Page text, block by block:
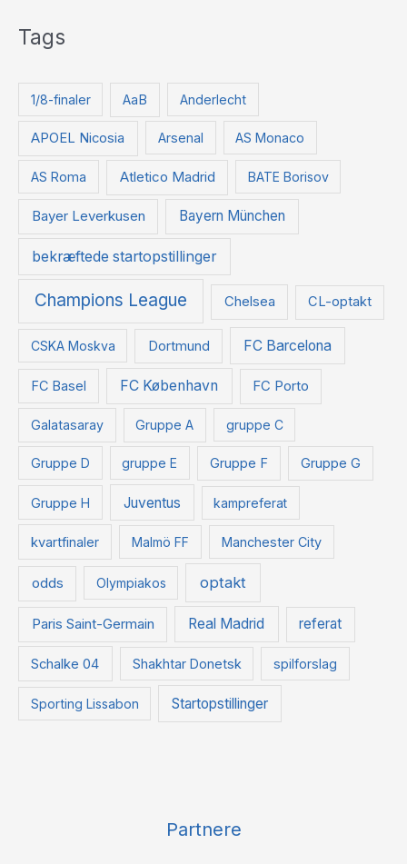
e
e
Tags
1/8-finaler AaB Anderlecht
APOEL Nicosia Arsenal AS Monaco
AS Roma Atletico Madrid BATE Borisov
Bayer Leverkusen Bayern München
bekræftede startopstillinger
Champions League Chelsea CL-optakt
CSKA Moskva Dortmund FC Barcelona
FC Basel FC København FC Porto
Galatasaray Gruppe A gruppe C
Gruppe D gruppe E Gruppe F Gruppe G
Gruppe H Juventus kampreferat
kvartfinaler Malmö FF Manchester City
odds Olympiakos optakt
Paris Saint-Germain Real Madrid referat
Schalke 04 Shakhtar Donetsk spilforslag
Sporting Lissabon Startopstillinger
Partnere